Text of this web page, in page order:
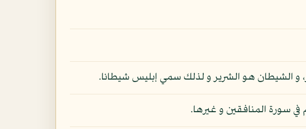
و الشيطان هو الشرير و لذلك سمي إبليس شيطانا.
سورة المنافقين و غيرها.